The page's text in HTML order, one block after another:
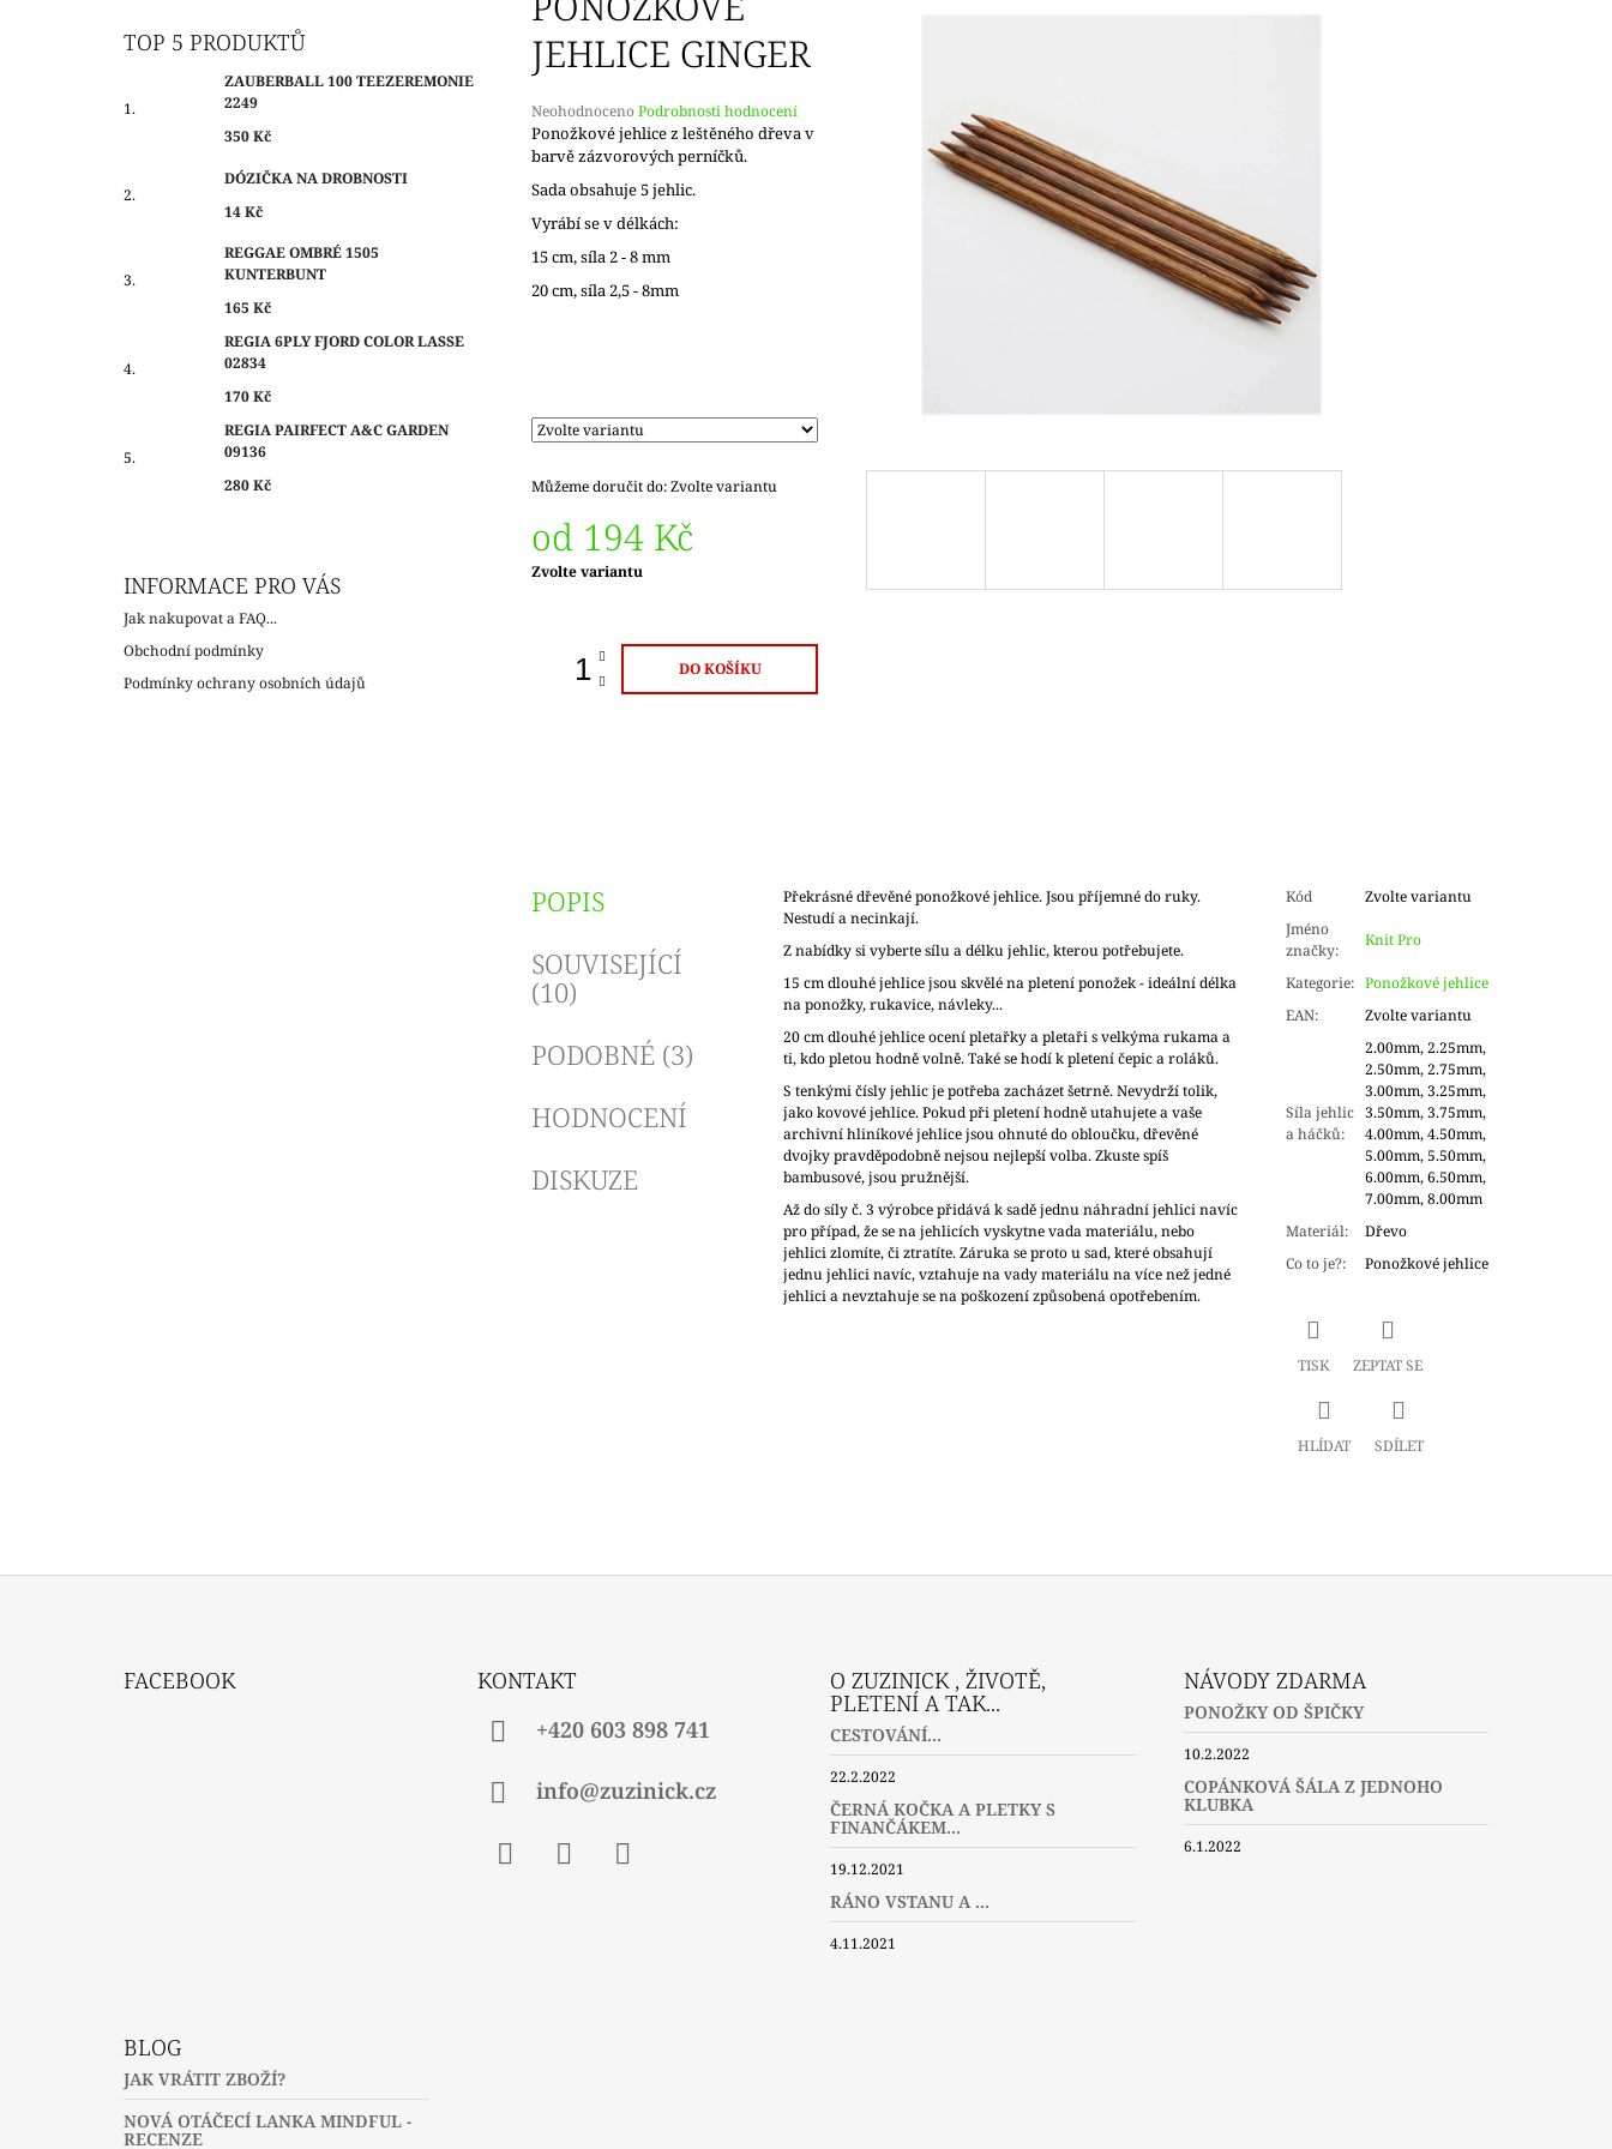
TOP 5 PRODUKTŮ
ZAUBERBALL 100 TEEZEREMONIE
2249
350 Kč
DÓZIČKA NA DROBNOSTI
14 Kč
REGGAE OMBRÉ 1505
KUNTERBUNT
165 Kč
REGIA 6PLY FJORD COLOR LASSE
02834
170 Kč
REGIA PAIRFECT A&C GARDEN
09136
280 Kč
INFORMACE PRO VÁS
Jak nakupovat a FAQ...
Obchodní podmínky
Podmínky ochrany osobních údajů
JEHLICE GINGER
Průměrné
hodnocení
produktu
0,0
z
hvězdiček.
NeohodnocenoPodrobnosti hodnocení
Ponožkové jehlice z leštěného dřeva v
barvě zázvorových perníčků.
Sada obsahuje 5 jehlic.
Vyrábí se v délkách:
15 cm, síla 2 - 8 mm
20 cm, síla 2,5 - 8mm
Můžeme doručit do:Zvolte variantu
od 194 Kč
Měrná
Zvolte variantu
DO KOŠÍKU
POPIS
SOUVISEJÍCÍ
(10)
PODOBNÉ (3)
HODNOCENÍ
DISKUZE
Překrásné dřevěné ponožkové jehlice. Jsou příjemné do ruky.
Nestudí a necinkají.
Z nabídky si vyberte sílu a délku jehlic, kterou potřebujete.
15 cm dlouhé jehlice jsou skvělé na pletení ponožek - ideální délka
na ponožky, rukavice, návleky...
20 cm dlouhé jehlice ocení pletařky a pletaři s velkýma rukama a
ti, kdo pletou hodně volně. Také se hodí k pletení čepic a roláků.
S tenkými čísly jehlic je potřeba zacházet šetrně. Nevydrží tolik,
jako kovové jehlice. Pokud při pletení hodně utahujete a vaše
archivní hliníkové jehlice jsou ohnuté do obloučku, dřevěné
dvojky pravděpodobně nejsou nejlepší volba. Zkuste spíš
bambusové, jsou pružnější.
Až do síly č. 3 výrobce přidává k sadě jednu náhradní jehlici navíc
pro případ, že se na jehlicích vyskytne vada materiálu, nebo
jehlici zlomíte, či ztratíte. Záruka se proto u sad, které obsahují
jednu jehlici navíc, vztahuje na vady materiálu na více než jedné
jehlici a nevztahuje se na poškození způsobená opotřebením.
Kód
Zvolte variantu
Jméno
značky:
Knit Pro
Kategorie: Ponožkové jehlice
EAN: Zvolte variantu
Síla jehlic
a háčků:
2.00mm, 2.25mm,
2.50mm, 2.75mm,
3.00mm, 3.25mm,
3.50mm, 3.75mm,
4.00mm, 4.50mm,
5.00mm, 5.50mm,
6.00mm, 6.50mm,
7.00mm, 8.00mm
Materiál:
Dřevo
Co to je?: Ponožkové jehlice
TISK ZEPTAT SE
HLÍDAT SDÍLET
FACEBOOK
KONTAKT
+420 603 898 741
info@zuzinick.cz
O ZUZINICK , ŽIVOTĚ,
PLETENÍ A TAK...
CESTOVÁNÍ...
22.2.2022
ČERNÁ KOČKA A PLETKY S
FINANČÁKEM...
19.12.2021
RÁNO VSTANU A ...
4.11.2021
NÁVODY ZDARMA
PONOŽKY OD ŠPIČKY
10.2.2022
COPÁNKOVÁ ŠÁLA Z JEDNOHO
KLUBKA
6.1.2022
BLOG
JAK VRÁTIT ZBOŽÍ?
NOVÁ OTÁČECÍ LANKA MINDFUL -
RECENZE